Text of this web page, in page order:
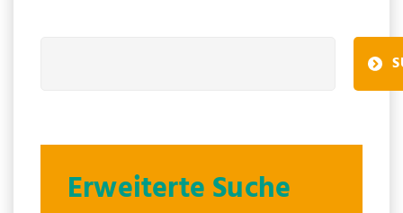
Erweiterte Suche